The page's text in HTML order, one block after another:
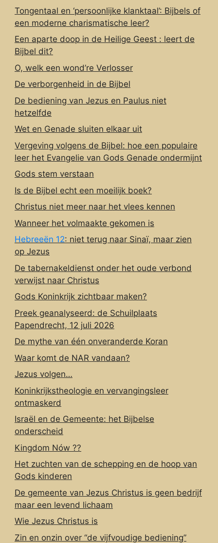
Tongentaal en ‘persoonlijke klanktaal’: Bijbels of
een moderne charismatische leer?
Een aparte doop in de Heilige Geest : leert de
Bijbel dit?
O, welk een wond’re Verlosser
De verborgenheid in de Bijbel
De bediening van Jezus en Paulus niet
hetzelfde
Wet en Genade sluiten elkaar uit
Vergeving volgens de Bijbel: hoe een populaire
leer het Evangelie van Gods Genade ondermijnt
Gods stem verstaan
Is de Bijbel echt een moeilijk boek?
Christus niet meer naar het vlees kennen
Wanneer het volmaakte gekomen is
Hebreeën 12: niet terug naar Sinaï, maar zien
op Jezus
De tabernakeldienst onder het oude verbond
verwijst naar Christus
Gods Koninkrijk zichtbaar maken?
Preek geanalyseerd: de Schuilplaats
Papendrecht, 12 juli 2026
De mythe van één onveranderde Koran
Waar komt de NAR vandaan?
Jezus volgen…
Koninkrijkstheologie en vervangingsleer
ontmaskerd
Israël en de Gemeente: het Bijbelse
onderscheid
Kingdom Nów ??
Het zuchten van de schepping en de hoop van
Gods kinderen
De gemeente van Jezus Christus is geen bedrijf
maar een levend lichaam
Wie Jezus Christus is
Zin en onzin over “de vijfvoudige bediening”